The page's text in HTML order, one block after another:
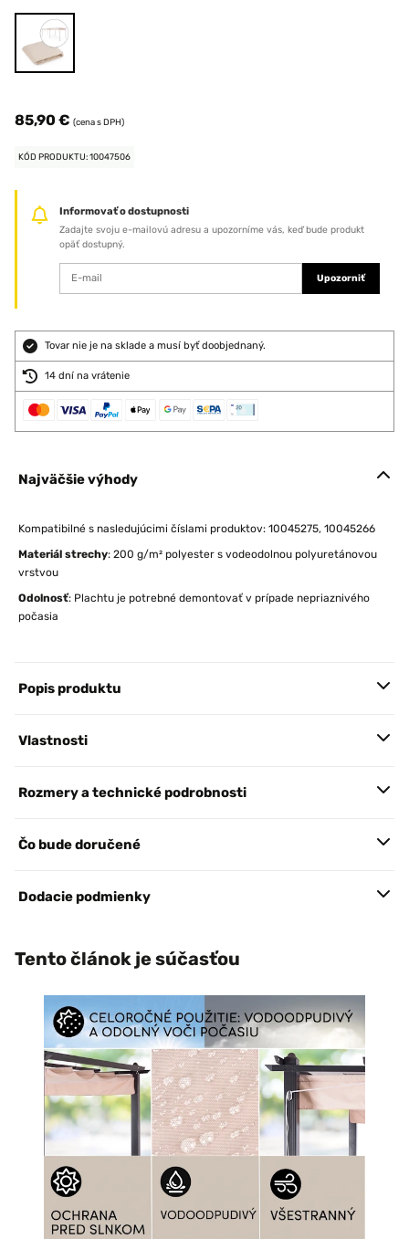
85,90 € (cena s DPH)
KÓD PRODUKTU: 10047506
Informovať o dostupnosti
Zadajte svoju e-mailovú adresu a upozorníme vás, keď bude produkt
opäť dostupný.
Upozorniť
Tovar nie je na sklade a musí byť doobjednaný.
14 dní na vrátenie
Najväčšie výhody
Kompatibilné s nasledujúcimi číslami produktov: 10045275, 10045266
Materiál strechy: 200 g/m² polyester s vodeodolnou polyuretánovou
vrstvou
Odolnosť: Plachtu je potrebné demontovať v prípade nepriaznivého
počasia
Popis produktu
Vlastnosti
Rozmery a technické podrobnosti
Čo bude doručené
Dodacie podmienky
Tento článok je súčasťou